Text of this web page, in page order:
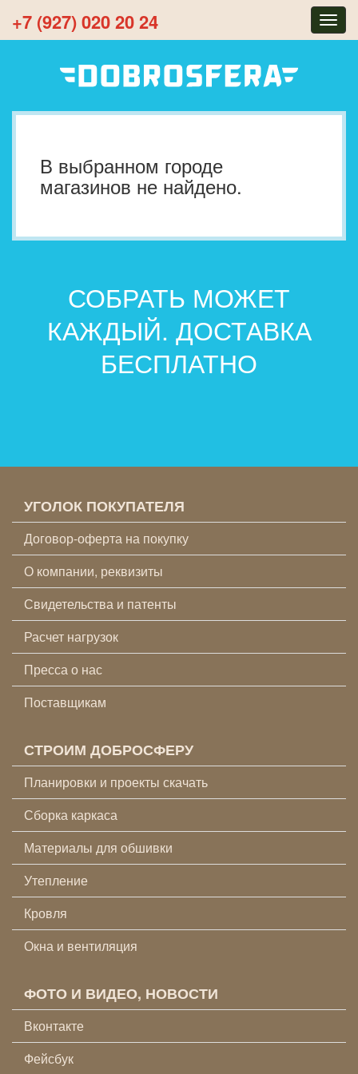
+7 (927) 020 20 24
В выбранном городе
магазинов не найдено.
СОБРАТЬ МОЖЕТ
КАЖДЫЙ. ДОСТАВКА
БЕСПЛАТНО
УГОЛОК ПОКУПАТЕЛЯ
Договор-оферта на покупку
О компании, реквизиты
Свидетельства и патенты
Расчет нагрузок
Пресса о нас
Поставщикам
СТРОИМ ДОБРОСФЕРУ
Планировки и проекты скачать
Сборка каркаса
Материалы для обшивки
Утепление
Кровля
Окна и вентиляция
ФОТО И ВИДЕО, НОВОСТИ
Вконтакте
Фейсбук